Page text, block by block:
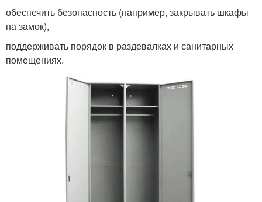
обеспечить безопасность (например, закрывать шкафы
на замок),
поддерживать порядок в раздевалках и санитарных
помещениях.